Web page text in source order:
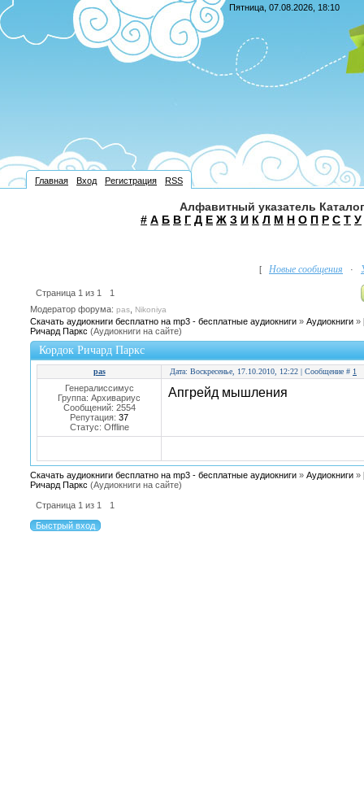
Пятница, 07.08.2026, 18:10
Главная Вход Регистрация RSS
Алфавитный указатель
# А Б В Г Д Е Ж З И К Л М Н О П Р С Т У
[ Новые сообщения ·
Страница 1 из 1
1
Модератор форума: pas Nikoniya
Скачать аудиокниги бесплатно на mp3 - бесплатные аудиокниги » Аудиокниги »
Ричард Паркс (Аудиокниги на сайте)
Кордок Ричард Паркс
pas Дата: Воскресенье, 17.10.2010, 12:22 | Сообщение # 1
Генералиссимус
Группа: Архивариус
Сообщений: 2554
Репутация: 37
Статус: Offline
Апгрейд мышления
Скачать аудиокниги бесплатно на mp3 - бесплатные аудиокниги » Аудиокниги »
Ричард Паркс (Аудиокниги на сайте)
Страница 1 из 1 1